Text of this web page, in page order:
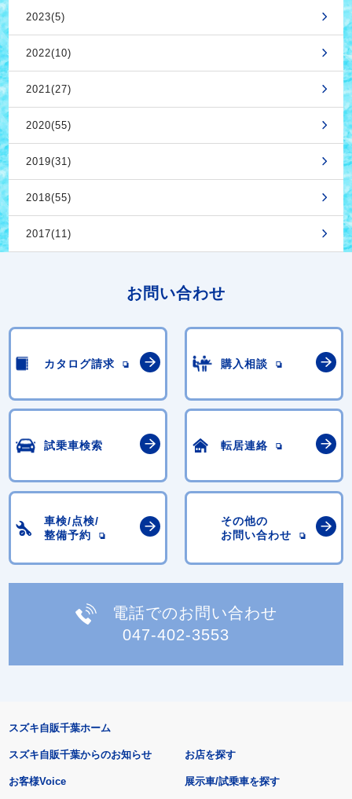
2023(5)
2022(10)
2021(27)
2020(55)
2019(31)
2018(55)
2017(11)
お問い合わせ
カタログ請求 購入相談
試乗車検索 転居連絡
車検/点検/
整備予約
その他の
お問い合わせ
電話でのお問い合わせ
047-402-3553
スズキ自販千葉ホーム
スズキ自販千葉からのお知らせ
お客様Voice
お店を探す
展示車/試乗車を探す